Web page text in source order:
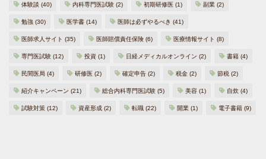
体験談 (40) 内科専門医試験 (2) 初期研修医 (1) 副業 (2)
勉強 (30) 医学書 (14) 医師は必ずやるべき (41)
医師求人サイト (35) 医師賠償責任保険 (6) 医療情報サイト (8)
専門医試験 (12) 投資 (1) 日経メディカルオンライン (2) 書籍 (4)
民間医局 (4) 研修医 (2) 確定申告 (2) 税金 (2) 節税 (2)
紹介キャンペーン (21) 総合内科専門医試験 (5) 美容 (1) 自炊 (4)
試験対策 (12) 資産形成 (2) 転職 (22) 開業 (1) 電子書籍 (9)